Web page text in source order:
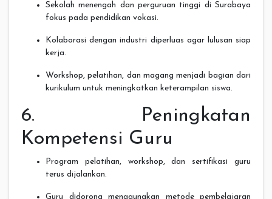
Sekolah menengah dan perguruan tinggi di Surabaya
fokus pada pendidikan vokasi.
Kolaborasi dengan industri diperluas agar lulusan siap
kerja.
Workshop, pelatihan, dan magang menjadi bagian dari
kurikulum untuk meningkatkan keterampilan siswa.
6. Peningkatan
Kompetensi Guru
Program pelatihan, workshop, dan sertifikasi guru
terus dijalankan.
Guru didorong menggunakan metode pembelajaran